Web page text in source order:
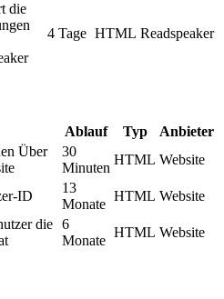
die
4 Tage HTML Readspeaker
Ablauf Typ
Anbieter
Über
30
Minuten
HTML Website
ID
13
Monate
HTML Website
die 6
Monate
HTML Website